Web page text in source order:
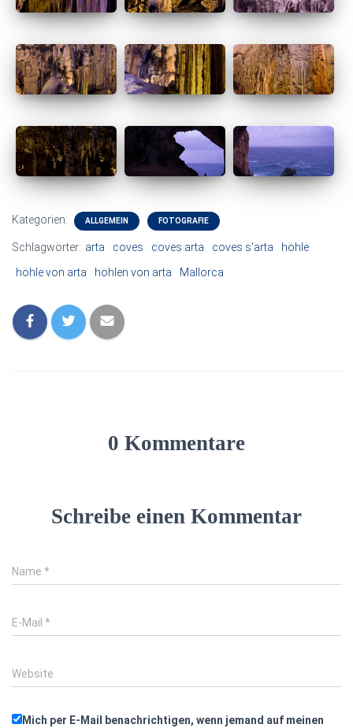
Kategorien: ALLGEMEIN FOTOGRAFIE
Schlagwörter: arta coves coves arta coves s'arta
höhle
höhle von arta
höhlen von arta Mallorca
0 Kommentare
Schreibe einen Kommentar
Name *
E-Mail *
Website
Mich per E-Mail benachrichtigen, wenn jemand auf meinen